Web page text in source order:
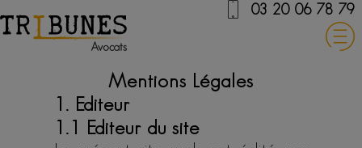
03 20 06 78 79
Mentions Légales
1. Editeur
1.1 Editeur du site